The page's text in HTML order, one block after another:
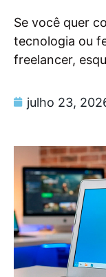
Se você quer
tecnologia ou
freelancer,
julho 23,